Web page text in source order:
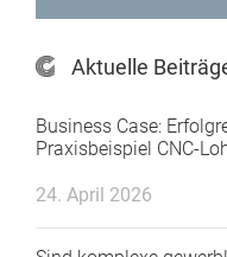
Aktuelle
Business Case:
Praxisbeispiel CNC-
24. April 2026